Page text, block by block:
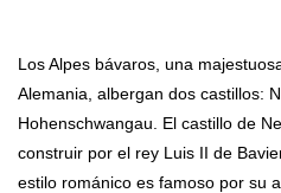
Los Alpes bávaros, una
Alemania, albergan dos castillos:
Hohenschwangau. El castillo de
construir por el rey Luis II de
estilo románico es famoso por su